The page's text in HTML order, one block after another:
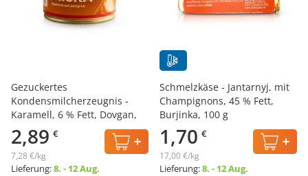
Gezuckertes
Kondensmilcherzeugnis -
Karamell, 6 % Fett, Dovgan,
397 g
2,89 €
7,28 €/kg
Lieferung:8. - 12 Aug.
Schmelzkäse - Jantarnyj, mit
Champignons, 45 % Fett,
Burjinka, 100 g
1,70 €
17,00 €/kg
Lieferung:8. - 12 Aug.